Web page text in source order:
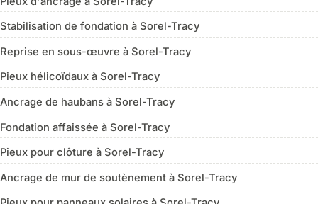
Stabilisation de fondation à Sorel-Tracy
Reprise en sous-œuvre à Sorel-Tracy
Pieux hélicoïdaux à Sorel-Tracy
Ancrage de haubans à Sorel-Tracy
Fondation affaissée à Sorel-Tracy
Pieux pour clôture à Sorel-Tracy
Ancrage de mur de soutènement à Sorel-Tracy